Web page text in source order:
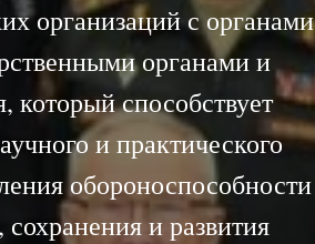
организаций с органами
органами и
который способствует
и практического
обороноспособности
и развития